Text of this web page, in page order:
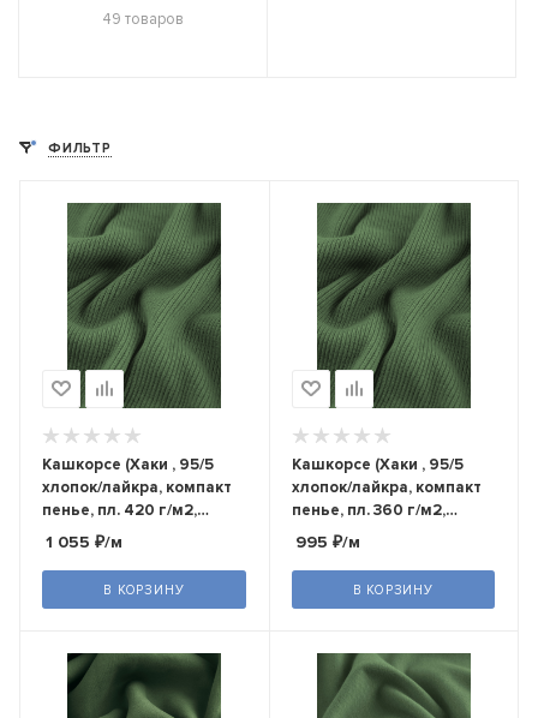
49 товаров
ФИЛЬТР
Кашкорсе (Хаки , 95/5
хлопок/лайкра, компакт
пенье, пл. 420 г/м2,
шир.120 см)
1 055 ₽/м
В КОРЗИНУ
Кашкорсе (Хаки , 95/5
хлопок/лайкра, компакт
пенье, пл. 360 г/м2,
шир.120 см)
995 ₽/м
В КОРЗИНУ